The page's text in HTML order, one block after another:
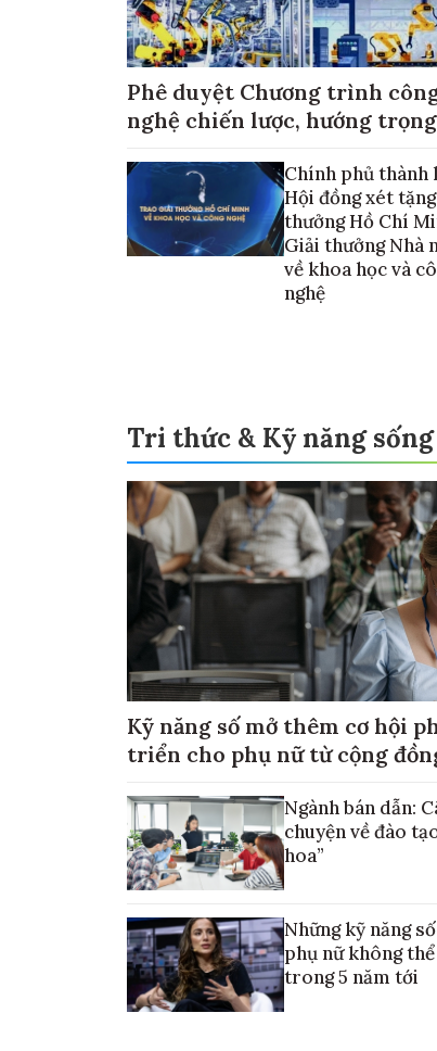
Phê duyệt Chương trình
nghệ chiến lược, hướng
Chính phủ thành
Hội đồng xét
thưởng Hồ Chí
Giải thưởng Nhà
về khoa học và
nghệ
Tri thức & Kỹ năng sống
Kỹ năng số mở thêm cơ hội
triển cho phụ nữ từ cộng
Ngành bán dẫn:
chuyện về đào
hoa”
Những kỹ năng
phụ nữ không
trong 5 năm tới